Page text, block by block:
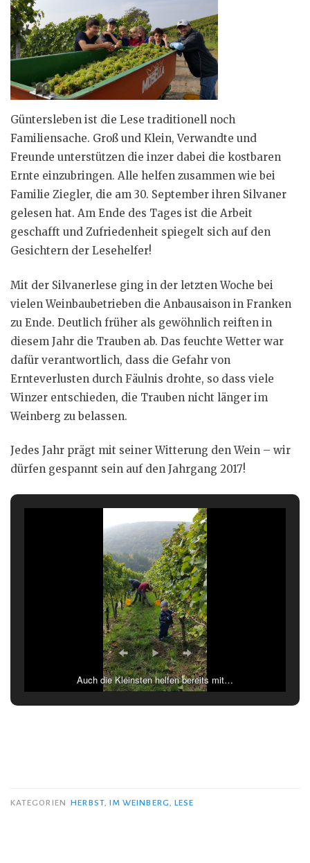
Güntersleben ist die Lese traditionell noch
Familiensache. Groß und Klein, Verwandte und
Freunde unterstützen die inzer dabei die kostbaren
Ernte einzubringen. Alle helfen zusammen wie bei
Familie Ziegler, die am 30. September ihren Silvaner
gelesen hat. Am Ende des Tages ist die Arbeit
geschafft und Zufriedenheit spiegelt sich auf den
Gesichtern der Lesehelfer!
Mit der Silvanerlese ging in der letzten Woche bei
vielen Weinbaubetrieben die Anbausaison in Franken
zu Ende. Deutlich früher als gewöhnlich reiften in
diesem Jahr die Trauben ab. Das feuchte Wetter war
dafür verantwortlich, dass die Gefahr von
Ernteverlusten durch Fäulnis drohte, so dass viele
Winzer entschieden, die Trauben nicht länger im
Weinberg zu belassen.
Jedes Jahr prägt mit seiner Witterung den Wein – wir
dürfen gespannt sein auf den Jahrgang 2017!
Auch die Kleinsten helfen bereits mit…
KATEGORIEN HERBST, IM WEINBERG LESE